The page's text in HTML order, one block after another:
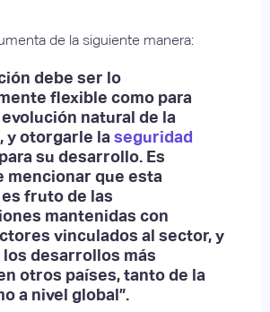
de la siguiente manera:
debe ser lo
flexible como para
natural de la
y otorgarle la seguridad
su desarrollo. Es
mencionar que esta
fruto de las
mantenidas con
vinculados al sector, y
desarrollos más
otros países, tanto de la
a nivel global”.